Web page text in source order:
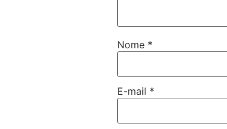
Nome *
E-mail *